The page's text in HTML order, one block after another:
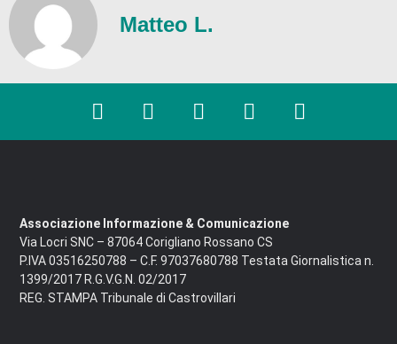
Matteo L.
Associazione Informazione & Comunicazione
Via Locri SNC – 87064 Corigliano Rossano CS
P.IVA 03516250788 – C.F. 97037680788 Testata Giornalistica n.
1399/2017 R.G.V.G.N. 02/2017
REG. STAMPA Tribunale di Castrovillari